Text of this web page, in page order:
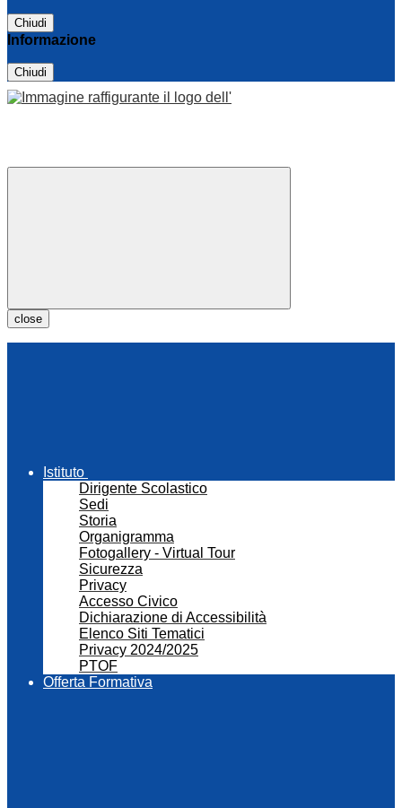
Chiudi
Informazione
Chiudi
close
Istituto
Dirigente Scolastico
Sedi
Storia
Organigramma
Fotogallery - Virtual Tour
Sicurezza
Privacy
Accesso Civico
Dichiarazione di Accessibilità
Elenco Siti Tematici
Privacy 2024/2025
PTOF
Offerta Formativa